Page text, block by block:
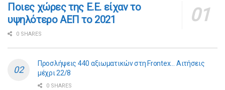
Ποιες χώρες της Ε.Ε. είχαν το
υψηλότερο ΑΕΠ το 2021
0 SHARES
Προσλήψεις 440 αξιωματικών στη Frontex… Αιτήσεις
μέχρι 22/8
0 SHARES